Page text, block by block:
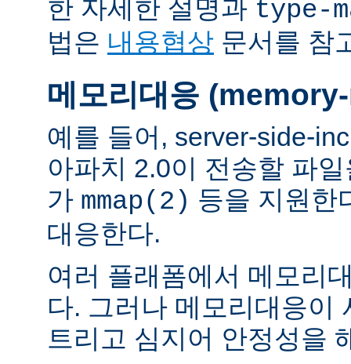
한 자세한 설명과 type-
법은 내용협상 문서를 참
메모리대응
예를 들어, server-side-
아파치 2.0이 전송할 파
가 mmap(2) 등을 지원한
대응한다.
여러 플래폼에서 메모리
다. 그러나 메모리대응이
트리고 심지어 안정성을